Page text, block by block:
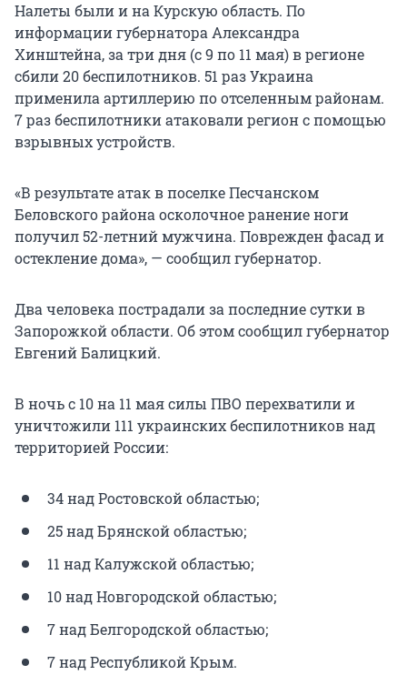
Налеты были и на Курскую область. По
информации губернатора Александра
Хинштейна, за три дня (с 9 по 11 мая) в регионе
сбили 20 беспилотников. 51 раз Украина
применила артиллерию по отселенным районам.
7 раз беспилотники атаковали регион с помощью
взрывных устройств.
«В результате атак в поселке Песчанском
Беловского района осколочное ранение ноги
получил 52-летний мужчина. Поврежден фасад и
остекление дома», — сообщил губернатор.
Два человека пострадали за последние сутки в
Запорожкой области. Об этом сообщил губернатор
Евгений Балицкий.
В ночь с 10 на 11 мая силы ПВО перехватили и
уничтожили 111 украинских беспилотников над
территорией России:
34 над Ростовской областью;
25 над Брянской областью;
11 над Калужской областью;
10 над Новгородской областью;
7 над Белгородской областью;
7 над Республикой Крым.